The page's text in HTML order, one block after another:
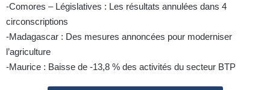
-Comores – Législatives : Les résultats annulées dans 4
circonscriptions
-Madagascar : Des mesures annoncées pour moderniser
l’agriculture
-Maurice : Baisse de -13,8 % des activités du secteur BTP